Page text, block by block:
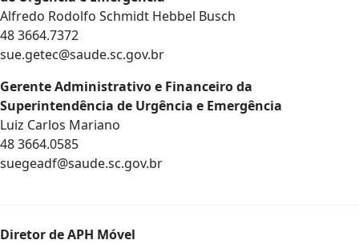
Alfredo Rodolfo Schmidt Hebbel Busch
48 3664.7372
sue.getec@saude.sc.gov.br
Gerente Administrativo e Financeiro da
Superintendência de Urgência e Emergência
Luiz Carlos Mariano
48 3664.0585
suegeadf@saude.sc.gov.br
Diretor de APH Móvel